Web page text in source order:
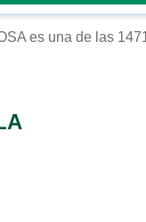
es una de las